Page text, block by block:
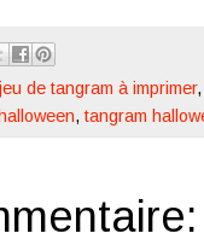
jeu de tangram à imprimer,
,tangram